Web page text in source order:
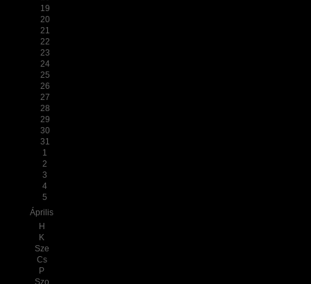
19
20
21
22
23
24
25
26
27
28
29
30
31
1
2
3
4
5
Április
H
K
Sze
Cs
P
Szo